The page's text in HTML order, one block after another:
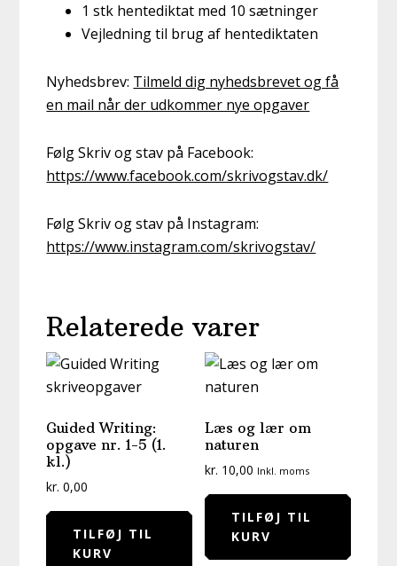
1 stk hentediktat med 10 sætninger
Vejledning til brug af hentediktaten
Nyhedsbrev: Tilmeld dig nyhedsbrevet og få
en mail når der udkommer nye opgaver
Følg Skriv og stav på Facebook:
https://www.facebook.com/skrivogstav.dk/
Følg Skriv og stav på Instagram:
https://www.instagram.com/skrivogstav/
Relaterede varer
Guided Writing:
opgave nr. 1-5 (1.
kl.)
kr. 0,00
TILFØJ TIL
KURV
Læs og lær om
naturen
kr. 10,00 Inkl. moms
TILFØJ TIL
KURV